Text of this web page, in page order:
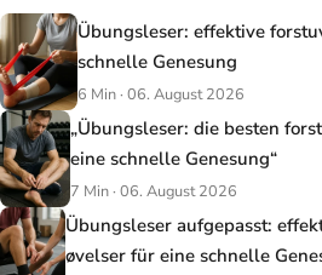
Übungsleser: effektive
schnelle Genesung
6 Min · 06. August 2026
„Übungsleser: die besten
eine schnelle Genesung“
7 Min · 06. August 2026
Übungsleser aufgepasst:
øvelser für eine schnelle